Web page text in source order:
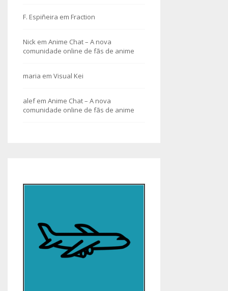
F. Espiñeira em Fraction
Nick em Anime Chat – A nova
comunidade online de fãs de anime
maria em Visual Kei
alefem Anime Chat – A nova
comunidade online de fãs de anime